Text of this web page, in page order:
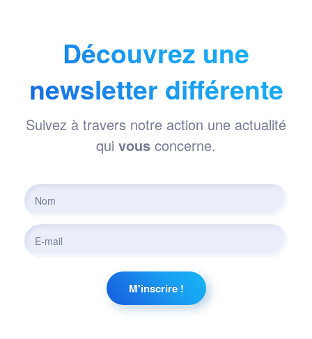
Découvrez une
newsletter différente
Suivez à travers notre action une actualité
qui vous concerne.